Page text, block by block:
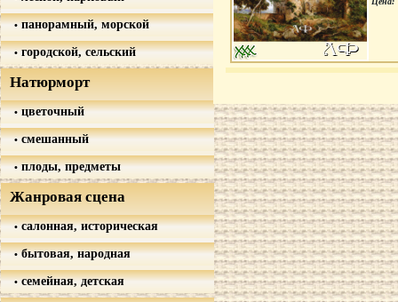
панорамный, морской
городской, сельский
Натюрморт
цветочный
смешанный
плоды, предметы
Жанровая сцена
салонная, историческая
бытовая, народная
семейная, детская